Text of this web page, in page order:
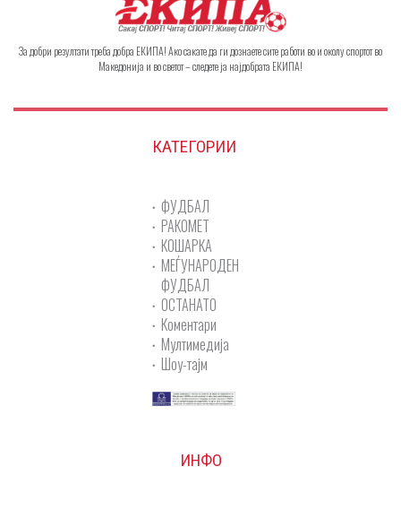
За добри резултати треба добра ЕКИПА! Ако сакате да ги дознаете сите работи во и околу спортот во
Македонија и во светот – следете ја најдобрата ЕКИПА!
КАТЕГОРИИ
ФУДБАЛ
РАКОМЕТ
КОШАРКА
МЕЃУНАРОДЕН
ФУДБАЛ
ОСТАНАТО
Коментари
Мултимедија
Шоу-тајм
ИНФО